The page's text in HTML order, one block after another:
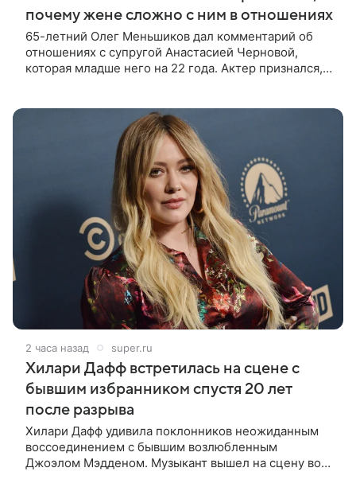
почему жене сложно с ним в отношениях
65-летний Олег Меньшиков дал комментарий об
отношениях с супругой Анастасией Черновой,
которая младше него на 22 года. Актер признался,
2 часа назад super.ru
Хилари Дафф встретилась на сцене с
бывшим избранником спустя 20 лет
после разрыва
Хилари Дафф удивила поклонников неожиданным
воссоединением с бывшим возлюбленным
Джоэлом Мэдденом. Музыкант вышел на сцену во